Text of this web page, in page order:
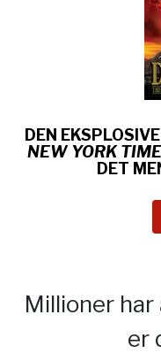
DEN
NEW YORK
DET
Millioner
er